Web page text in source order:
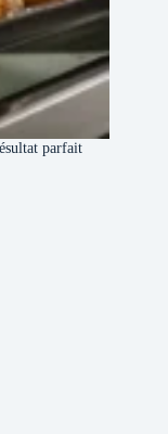
parfait